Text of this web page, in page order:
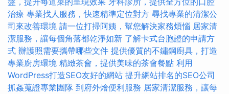
治療 專業找人服務，快速精準定位對方 尋找專業的清潔公
司來改善環境 請一位打掃阿姨，幫您解決家務煩惱 居家清
潔服務，讓每個角落都乾淨如新 了解卡式台胞證的申請方
式 辦護照需要攜帶哪些文件 提供優質的不鏽鋼廚具，打造
專業廚房環境 精緻茶會，提供美味的茶會餐點 利用
WordPress打造SEO友好的網站 提升網站排名的SEO公司
抓姦蒐證專業團隊 到府外燴便利服務 居家清潔服務，讓每